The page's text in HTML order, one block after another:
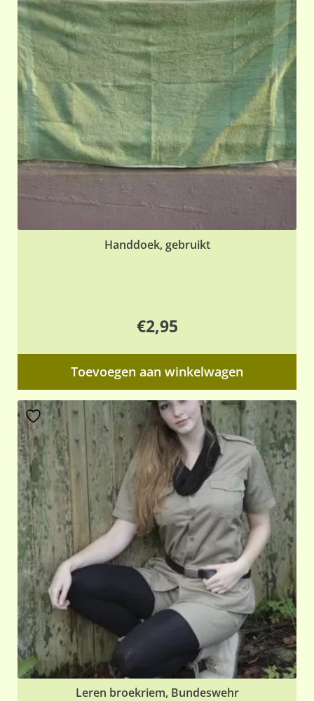
Handdoek, gebruikt
€2,95
Toevoegen aan winkelwagen
Leren broekriem, Bundeswehr